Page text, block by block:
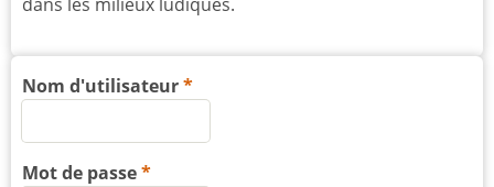
Nom d'utilisateur
Mot de passe